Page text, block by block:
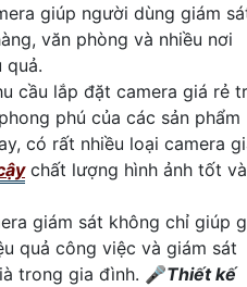
giúp người dùng giám
văn phòng và nhiều nơi
quả.
cầu lắp đặt camera giá rẻ
phú của các sản phẩm
có rất nhiều loại camera
chất lượng hình ảnh tốt và
giám sát không chỉ giúp
quả công việc và giám sát
trong gia đình. 🎤Thiết kế